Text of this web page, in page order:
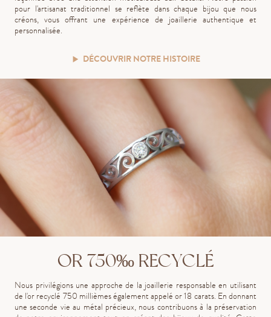
pour l'artisanat traditionnel se reflète dans chaque bijou que nous
créons, vous offrant une expérience de joaillerie authentique et
personnalisée.
DÉCOUVRIR NOTRE HISTOIRE
OR 750‰ RECYCLÉ
Nous privilégions une approche de la joaillerie responsable en utilisant
de l'or recyclé 750 millièmes également appelé or 18 carats. En donnant
une seconde vie au métal précieux, nous contribuons à la préservation